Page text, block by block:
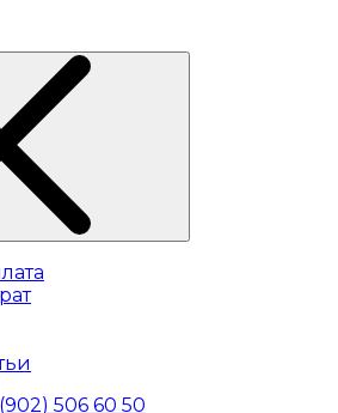
506 60 50